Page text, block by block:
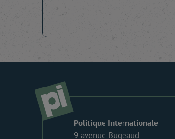
Politique Internationale
9 avenue Bugeaud